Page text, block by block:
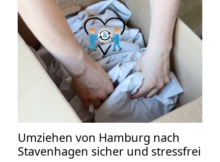
Umziehen von Hamburg nach
Stavenhagen sicher und stressfrei